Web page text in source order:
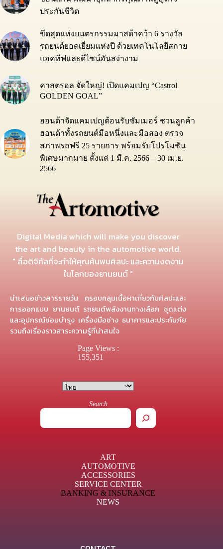
ประกันชีวิต
ขีดสุดแห่งยนตรกรรมมาสด้าคว้า 6 รางวัล
รถยนต์ยอดเยี่ยมแห่งปี ด้วยเทคโนโลยีสกาย
แอคทีฟและดีไซน์อันสง่างาม
คาสตรอล จัดใหญ่! เปิดแคมเปญ “Castrol
GOLDEN GOAL”
ฮอนด้าจัดแคมเปญต้อนรับซัมเมอร์ ชวนลูกค้า
ฮอนด้าทั้งรถยนต์มือหนึ่งและมือสอง ตรวจ
สภาพรถฟรี 25 รายการ พร้อมรับโปรโมชัน
พิเศษมากมาย ตั้งแต่ 1 มี.ค. 2566 – 30 เม.ย.
2566
Digital Media which will make you discover
the art and beauty in the automotive world.
" สื่อดิจิทัลที่จะทำให้คุณค้นพบศิลปะ และความงดงาม
ในโลกของยานยนต์ "
นำเสนอข่าวสารรายวัน ครอบคลุมเนื้อหาเกี่ยวกับศิลปะและ
การออกแบบ ยานยนต์ รถยนต์พลังงานทางเลือก ชุดแต่ง
และอุปกรณ์ซ่อมบำรุง เครื่องมือช่าง ธนาคารและประกันภัย
รวมถึงเรื่องราวสาระความรู้ที่น่าสนใจ
Page Views :
155,351
Search
ART
AUTOMOTIVE
ACCESSORIES
SERVICE CENTER
BANKING & INSURANCE
NEWS